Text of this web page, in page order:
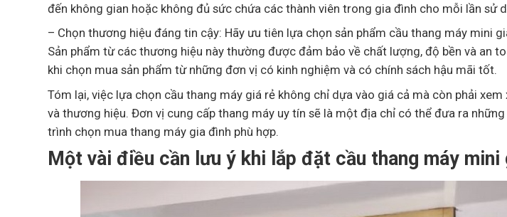
đến không gian hoặc không đủ sức chứa các thành viên trong gia đình cho mỗi lần sử
– Chọn thương hiệu đáng tin cậy: Hãy ưu tiên lựa chọn sản phẩm cầu thang máy mini
Sản phẩm từ các thương hiệu này thường được đảm bảo về chất lượng, độ bền và an
khi chọn mua sản phẩm từ những đơn vị có kinh nghiệm và có chính sách hậu mãi tốt.
Tóm lại, việc lựa chọn cầu thang máy giá rẻ không chỉ dựa vào giá cả mà còn phải
và thương hiệu. Đơn vị cung cấp thang máy uy tín sẽ là một địa chỉ có thể đưa ra
trình chọn mua thang máy gia đình phù hợp.
Một vài điều cần lưu ý khi lắp đặt cầu thang máy mini